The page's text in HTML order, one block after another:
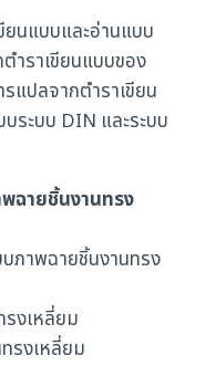
ยนแบบและอ่านแบบ
ำราเขียนแบบของ
ปลจากตำราเขียน
ระบบ DIN และระบบ
ฉายชิ้นงานทรง
ภาพฉายชิ้นงานทรง
งเหลี่ยม
รงเหลี่ยม